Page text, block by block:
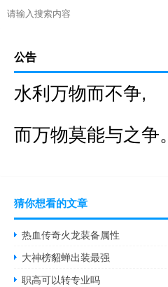
公告
水利万物而不争,
而万物莫能与之争。
猜你想看的文章
热血传奇火龙装备属性
大神榜貂蝉出装最强
职高可以转专业吗